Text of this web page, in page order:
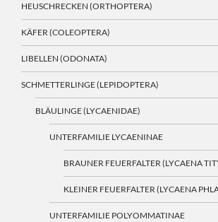
HEUSCHRECKEN (ORTHOPTERA)
KÄFER (COLEOPTERA)
LIBELLEN (ODONATA)
SCHMETTERLINGE (LEPIDOPTERA)
BLÄULINGE (LYCAENIDAE)
UNTERFAMILIE LYCAENINAE
BRAUNER FEUERFALTER (LYCAENA
KLEINER FEUERFALTER (LYCAENA
UNTERFAMILIE POLYOMMATINAE